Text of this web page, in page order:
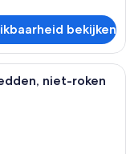
bekijken
kamer, 2
niet-roken